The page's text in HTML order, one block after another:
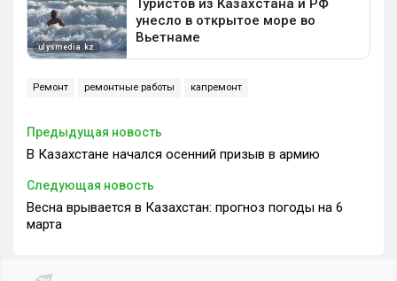
Ремонт ремонтные работы капремонт
Предыдущая новость
В Казахстане начался осенний призыв в армию
Следующая новость
Весна врывается в Казахстан: прогноз погоды на 6
марта